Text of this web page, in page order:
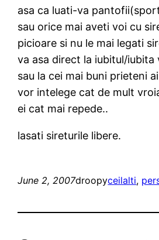
asa ca luati-va
sau orice mai aveti voi cu
picioare si nu le mai legati
va asa direct la iubitul/
sau la cei mai buni prieteni
vor intelege cat de mult
ei cat mai repede..
lasati sireturile libere.
June 2, 2007droopyceilalti,